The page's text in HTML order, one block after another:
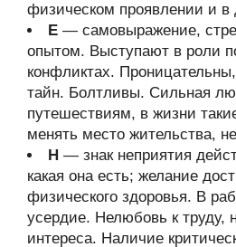
физическом проявлении и в
Е — самовыражение,
опытом. Выступают в роли
конфликтах.
тайн. Болтливы. Сильная
путешествиям, в жизни
менять место жительства,
Н — знак неприятия
какая она есть; желание
физического здоровья. В
усердие. Нелюбовь к труду,
интереса. Наличие